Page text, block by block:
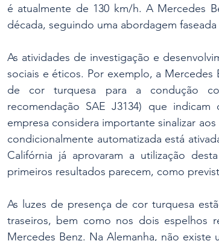
é atualmente de 130 km/h. A Mercedes
década, seguindo uma abordagem
As atividades de investigação e
sociais e éticos. Por exemplo, a Mercedes
de cor turquesa para a condução
recomendação SAE J3134) que
empresa considera importante sinalizar
condicionalmente automatizada está
Califórnia já aprovaram a utilização
primeiros resultados parecem, como
As luzes de presença de cor turquesa
traseiros, bem como nos dois espelhos
Mercedes Benz. Na Alemanha, não